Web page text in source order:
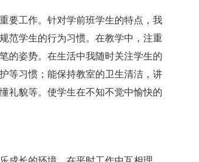
要工作。针对学前班学生的特点，我
范学生的行为习惯。在教学中，注重
的姿势。在生活中我随时关注学生的
等习惯；能保持教室的卫生清洁，讲
礼貌等。使学生在不知不觉中愉快的